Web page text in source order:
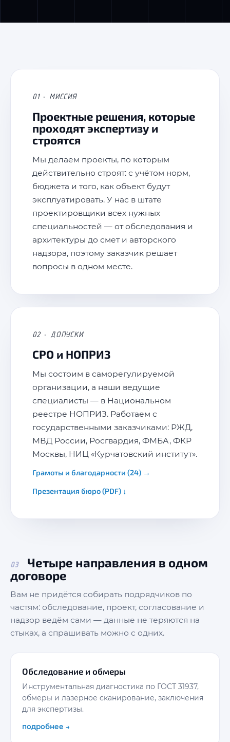
01 · МИССИЯ
Проектные решения, которые
проходят экспертизу и
строятся
Мы делаем проекты, по которым
действительно строят: с учётом норм,
бюджета и того, как объект будут
эксплуатировать. У нас в штате
проектировщики всех нужных
специальностей — от обследования и
архитектуры до смет и авторского
надзора, поэтому заказчик решает
вопросы в одном месте.
02 · ДОПУСКИ
СРО и НОПРИЗ
Мы состоим в саморегулируемой
организации, а наши ведущие
специалисты — в Национальном
реестре НОПРИЗ. Работаем с
государственными заказчиками: РЖД,
МВД России, Росгвардия, ФМБА, ФКР
Москвы, НИЦ «Курчатовский институт».
Грамоты и благодарности (24) →
Презентация бюро (PDF) ↓
03
Четыре направления в одном
договоре
Вам не придётся собирать подрядчиков по
частям: обследование, проект, согласование и
надзор ведём сами — данные не теряются на
стыках, а спрашивать можно с одних.
Обследование и обмеры
Инструментальная диагностика по ГОСТ 31937,
обмеры и лазерное сканирование, заключения
для экспертизы.
подробнее →